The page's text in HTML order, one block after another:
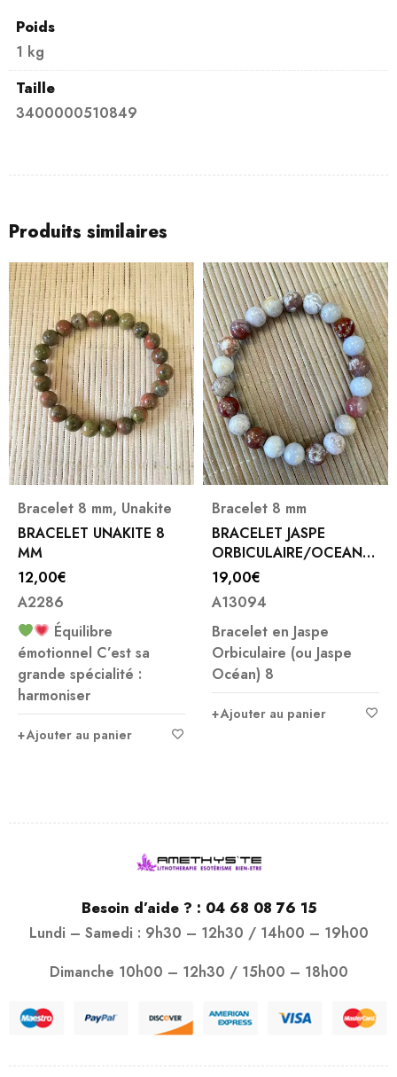
Poids
1 kg
Taille
3400000510849
Produits similaires
Bracelet 8 mm, Unakite
BRACELET UNAKITE 8
MM
12,00€
A2286
Équilibre
émotionnel C’est sa
grande spécialité :
harmoniser
Ajouter au panier
Bracelet 8 mm
BRACELET JASPE
ORBICULAIRE/OCEAN
ROSE 8 MM
19,00€
A13094
Bracelet en Jaspe
Orbiculaire (ou Jaspe
Océan) 8
Ajouter au panier
Besoin d’aide ? : 04 68 08 76 15
Lundi – Samedi : 9h30 – 12h30 / 14h00 – 19h00
Dimanche 10h00 – 12h30 / 15h00 – 18h00